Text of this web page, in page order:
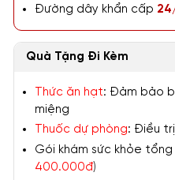
Đường dây khẩn cấp
Quà Tặng Đi Kèm
Thức ăn hạt: Đảm bảo
miệng
Thuốc dự phòng: Điều
Gói khám sức khỏe
400.000đ)